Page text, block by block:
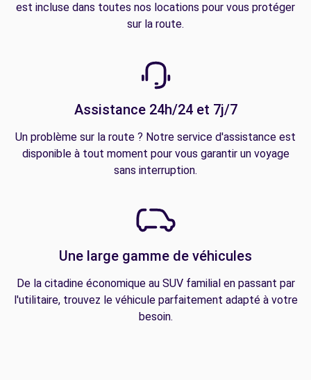
est incluse dans toutes nos locations pour vous protéger
sur la route.
Assistance 24h/24 et 7j/7
Un problème sur la route ? Notre service d'assistance est
disponible à tout moment pour vous garantir un voyage
sans interruption.
Une large gamme de véhicules
De la citadine économique au SUV familial en passant par
l'utilitaire, trouvez le véhicule parfaitement adapté à votre
besoin.